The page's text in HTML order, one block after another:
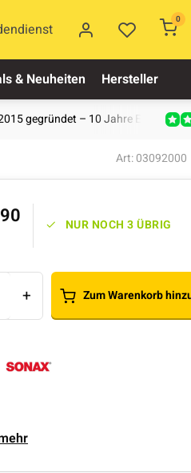
0
& Neuheiten Hersteller
gegründet – 10 Jahre Erfahrung
Art: 03092000
NUR NOCH 3 ÜBRIG
+ Zum Warenkorb